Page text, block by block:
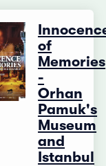
of
Memories
-
Orhan
Pamuk's
Museum
and
Istanbul